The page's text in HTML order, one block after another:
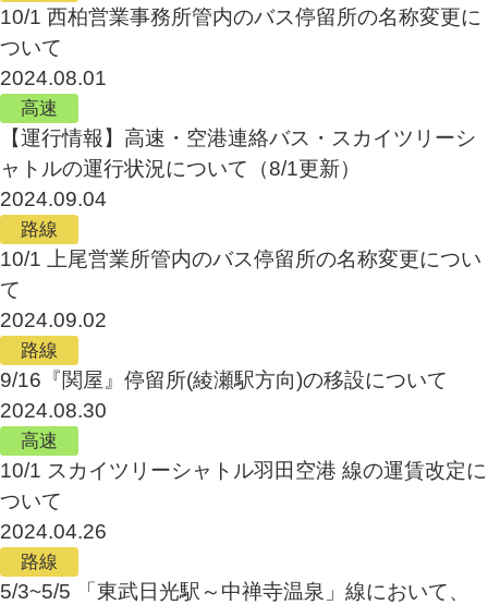
10/1 西柏営業事務所管内のバス停留所の名称変更に
ついて
2024.08.01
高速
【運行情報】高速・空港連絡バス・スカイツリーシ
ャトルの運行状況について（8/1更新）
2024.09.04
路線
10/1 上尾営業所管内のバス停留所の名称変更につい
て
2024.09.02
路線
9/16『関屋』停留所(綾瀬駅方向)の移設について
2024.08.30
高速
10/1 スカイツリーシャトル羽田空港 線の運賃改定に
ついて
2024.04.26
路線
5/3~5/5 「東武日光駅～中禅寺温泉」線において、